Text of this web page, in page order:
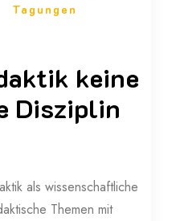
Tagungen
keine
Disziplin
als wissenschaftliche
Themen mit